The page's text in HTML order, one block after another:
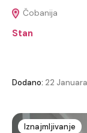
Čobanija
Stan
Dodano: 22
Iznajmljivanje